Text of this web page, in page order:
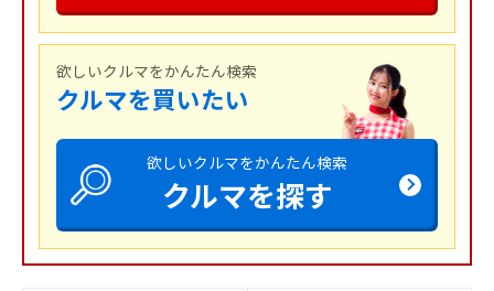
欲しいクルマをかんたん検索
クルマを買いたい
欲しいクルマをかんたん検索
クルマを探す